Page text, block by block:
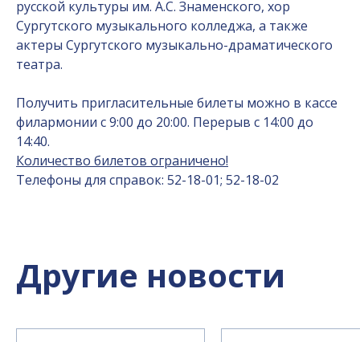
русской культуры им. А.С. Знаменского, хор
Сургутского музыкального колледжа, а также
актеры Сургутского музыкально-драматического
театра.
Получить пригласительные билеты можно в кассе
филармонии с 9:00 до 20:00. Перерыв с 14:00 до
14:40.
Количество билетов ограничено!
Телефоны для справок: 52-18-01; 52-18-02
Другие новости